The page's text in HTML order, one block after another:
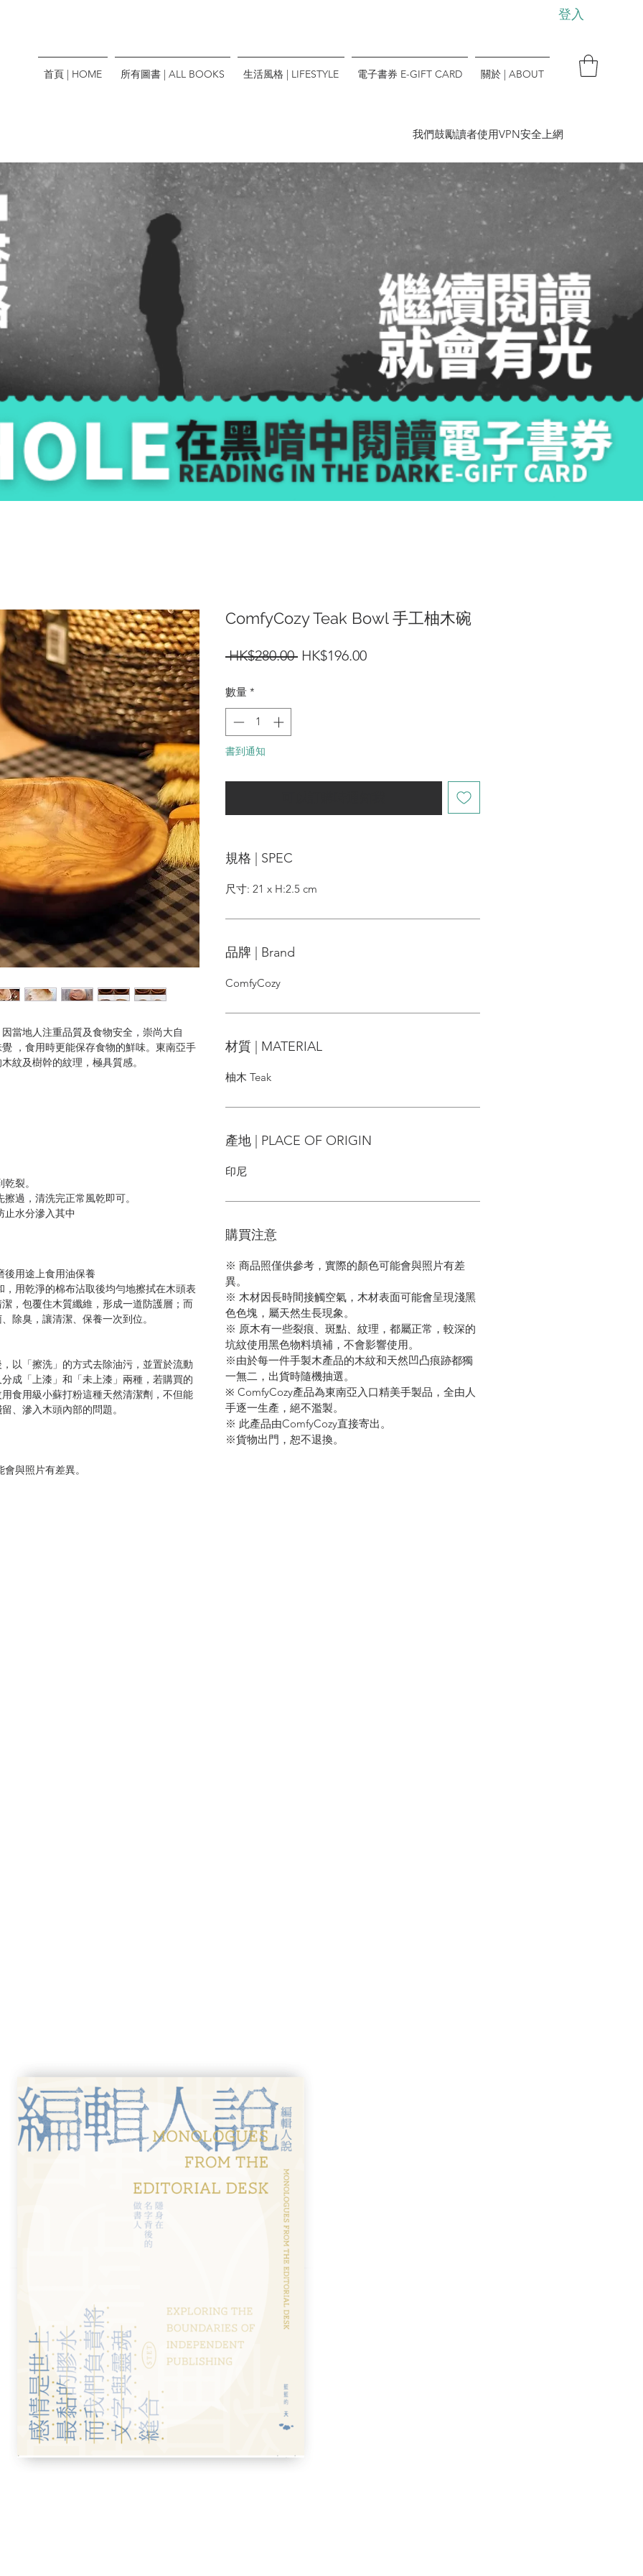
登入
首頁 | HOME 所有圖書 | ALL BOOKS 生活風格 | LIFESTYLE 電子書券 E-GIFT CARD 關於 | ABOUT
​我們鼓勵讀者使用VPN安全上網
當地人注重品質及食物安全，崇尚大自
，食用時更能保存食物的鮮味。東南亞手
紋及樹幹的紋理，極具質感。
裂。
過，清洗完正常風乾即可。
水分滲入其中
用途上食用油保養
用乾淨的棉布沾取後均勻地擦拭在木頭表
，包覆住木質纖維，形成一道防護層；而
除臭，讓清潔、保養一次到位。
以「擦洗」的方式去除油污，並置於流動
成「上漆」和「未上漆」兩種，若購買的
食用級小蘇打粉這種天然清潔劑，不但能
、滲入木頭內部的問題。
與照片有差異。
ComfyCozy Teak Bowl 手工柚木碗
HK$280.00 一HK$196.00促
數量 *
書到通知
規格 | SPEC
尺寸: 21 x H:2.5 cm
品牌 | Brand
ComfyCozy
材質 | MATERIAL
柚木 Teak
產地 | PLACE OF ORIGIN
印尼
購買注意
※ 商品照僅供參考，實際的顏色可能會與照片有差
異。
※ 木材因長時間接觸空氣，木材表面可能會呈現淺黑
色色塊，屬天然生長現象。
※ 原木有一些裂痕、斑點、紋理，都屬正常，較深的
坑紋使用黑色物料填補，不會影響使用。
※由於每一件手製木產品的木紋和天然凹凸痕跡都獨
一無二，出貨時隨機抽選。
※ ComfyCozy產品為東南亞入口精美手製品，全由人
手逐一生產，絕不濫製。
※ 此產品由ComfyCozy直接寄出。
※貨物出門，恕不退換。